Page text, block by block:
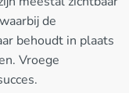
de
behoudt in plaats
Vroege